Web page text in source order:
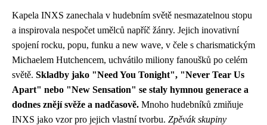
Kapela INXS zanechala v hudebním světě nesmazatelnou stopu
a inspirovala nespočet umělců napříč žánry. Jejich inovativní
spojení rocku, popu, funku a new wave, v čele s charismatickým
Michaelem Hutchencem, uchvátilo miliony fanoušků po celém
světě. Skladby jako "Need You Tonight", "Never Tear Us
Apart" nebo "New Sensation" se staly hymnou generace a
dodnes znějí svěže a nadčasově. Mnoho hudebníků zmiňuje
INXS jako vzor pro jejich vlastní tvorbu. Zpěvák skupiny